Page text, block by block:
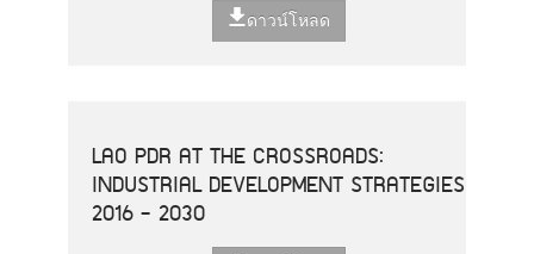
ดาวน์โหลด
LAO PDR AT THE CROSSROADS:
INDUSTRIAL DEVELOPMENT STRATEGIES
2016 - 2030